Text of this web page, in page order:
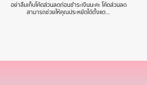
อย่าลืมเก็บโค้ดส่วนลดก่อนชำระเงินนะคะ โค้ดส่วนลด
สามารถช่วยให้คุณประหยัดได้ตั้งแต…